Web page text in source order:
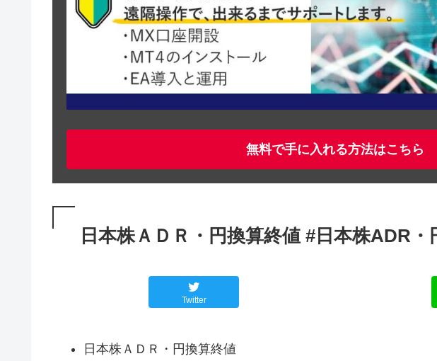
無料で手に入れる方法はこちら
日本株ＡＤＲ・円換算終値 #日本株ADR・
Twitter
日本株ＡＤＲ・円換算終値